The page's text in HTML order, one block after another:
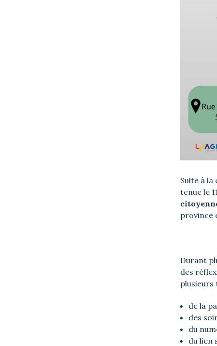
Suite à
tenue le
province
Durant
des
plusieurs
de la
des
du
du lien